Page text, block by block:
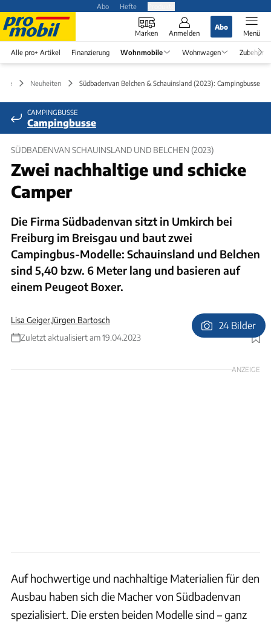
Abo Hefte
Marken Anmelden
Abo
Menü
Alle pro+ Artikel Finanzierung Wohnmobile Wohnwagen Zubehör
Neuheiten Südbadenvan Belchen & Schauinsland (2023): Campingbusse
CAMPINGBUSSE
Campingbusse
SÜDBADENVAN SCHAUINSLAND UND BELCHEN (2023)
Zwei nachhaltige und schicke
Camper
Die Firma Südbadenvan sitzt in Umkirch bei
Freiburg im Breisgau und baut zwei
Campingbus-Modelle: Schauinsland und Belchen
sind 5,40 bzw. 6 Meter lang und basieren auf
einem Peugeot Boxer.
Lisa Geiger,Jürgen Bartosch
Zuletzt aktualisiert am 19.04.2023
Foto: Suedbadenvan
24 Bilder
ANZEIGE
Auf hochwertige und nachhaltige Materialien für den
Ausbau haben sich die Macher von Südbadenvan
spezialisiert. Die ersten beiden Modelle sind – ganz